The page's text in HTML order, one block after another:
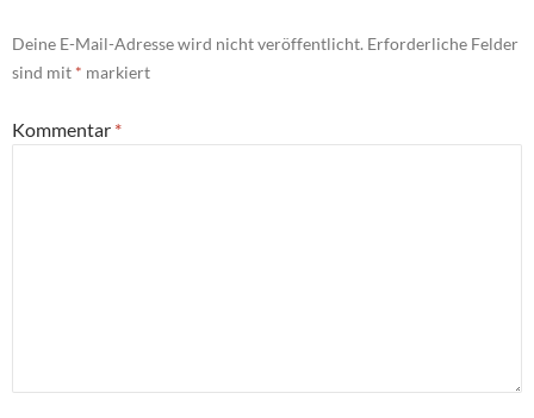
Deine E-Mail-Adresse wird nicht veröffentlicht. Erforderliche Felder
sind mit * markiert
Kommentar *